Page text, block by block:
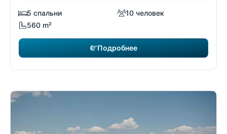
5 спальни
10 человек
560 m²
Подробнее